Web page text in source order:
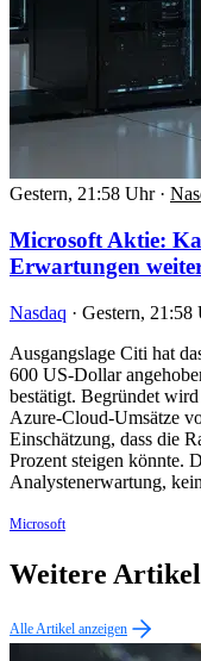
Gestern, 21:58 Uhr ·
Microsoft Aktie:
Erwartungen
Nasdaq · Gestern, 21:58
Ausgangslage Citi hat
600 US-Dollar
bestätigt. Begründet
Azure-Cloud-Umsätze
Einschätzung, dass die
Prozent steigen könnte.
Analystenerwartung,
Microsoft
Weitere
Alle Artikel anzeigen